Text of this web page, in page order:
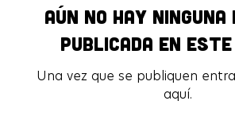
Aún no hay
publicada en este
Una vez que se publiquen
aquí.
Aún no hay
publicada en este
Una vez que se publiquen
aquí.